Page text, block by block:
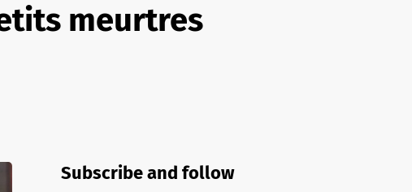
meurtres
Subscribe and follow